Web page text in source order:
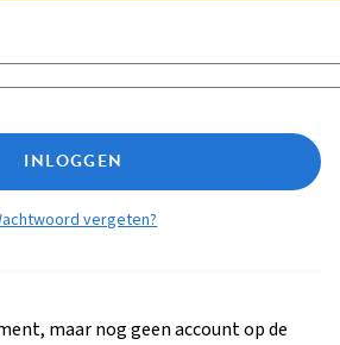
INLOGGEN
vergeten?
maar nog geen account op de